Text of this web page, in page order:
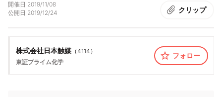
開催日 2019/11/08
公開日 2019/12/24 クリップ
株式会社日本触媒 （4114 ）
東証プライム化学
フォロー